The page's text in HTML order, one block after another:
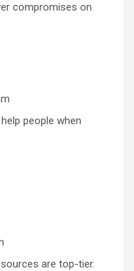
compromises on
people when
are top-tier.